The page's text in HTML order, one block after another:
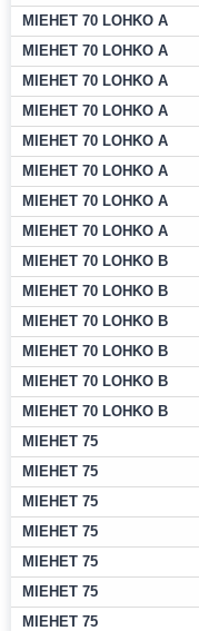
MIEHET 70 LOHKO A
MIEHET 70 LOHKO A
MIEHET 70 LOHKO A
MIEHET 70 LOHKO A
MIEHET 70 LOHKO A
MIEHET 70 LOHKO A
MIEHET 70 LOHKO A
MIEHET 70 LOHKO A
MIEHET 70 LOHKO B
MIEHET 70 LOHKO B
MIEHET 70 LOHKO B
MIEHET 70 LOHKO B
MIEHET 70 LOHKO B
MIEHET 70 LOHKO B
MIEHET 75
MIEHET 75
MIEHET 75
MIEHET 75
MIEHET 75
MIEHET 75
MIEHET 75